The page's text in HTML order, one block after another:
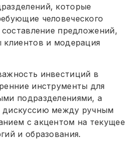
которые
человеческого
составление предложений,
клиентов и модерация
инвестиций в
инструменты для
подразделениями, а
дискуссию между ручным
с акцентом на текущее
и образования.